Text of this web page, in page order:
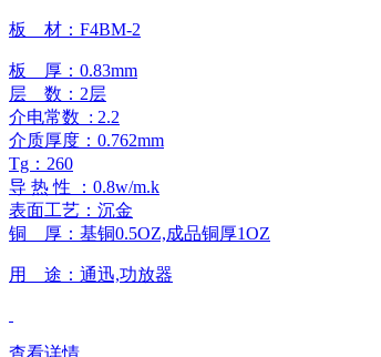
板 材：F4BM-2
板 厚：0.83mm
层 数：2层
介电常数 : 2.2
介质厚度：0.762mm
Tg：260
导 热 性 ：0.8w/m.k
表面工艺：沉金
铜 厚：基铜0.5OZ,成品铜厚1OZ
用 途：通迅,功放器